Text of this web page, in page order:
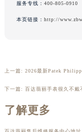
服务专线： 400-805-0910
本页链接： http://
上一篇: 2026最新Patek
下一篇: 百达翡丽手表很久不戴
了解更多